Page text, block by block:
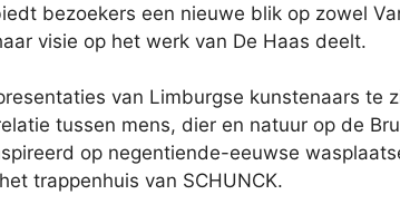
bezoekers een nieuwe blik op zowel
visie op het werk van De Haas deelt.
van Limburgse kunstenaars te
tussen mens, dier en natuur op de
op negentiende-eeuwse
trappenhuis van SCHUNCK.